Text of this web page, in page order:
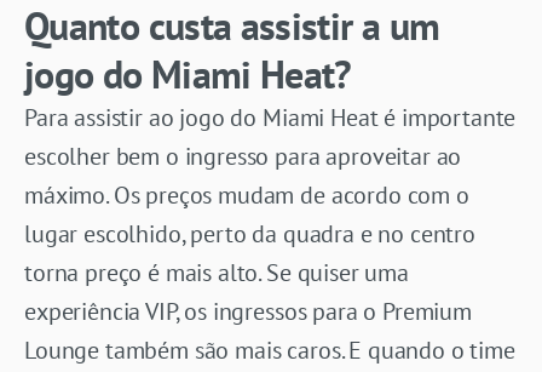
Quanto custa assistir a um
jogo do Miami Heat?
Para assistir ao jogo do Miami Heat é importante
escolher bem o ingresso para aproveitar ao
máximo. Os preços mudam de acordo com o
lugar escolhido, perto da quadra e no centro
torna preço é mais alto. Se quiser uma
experiência VIP, os ingressos para o Premium
Lounge também são mais caros. E quando o time